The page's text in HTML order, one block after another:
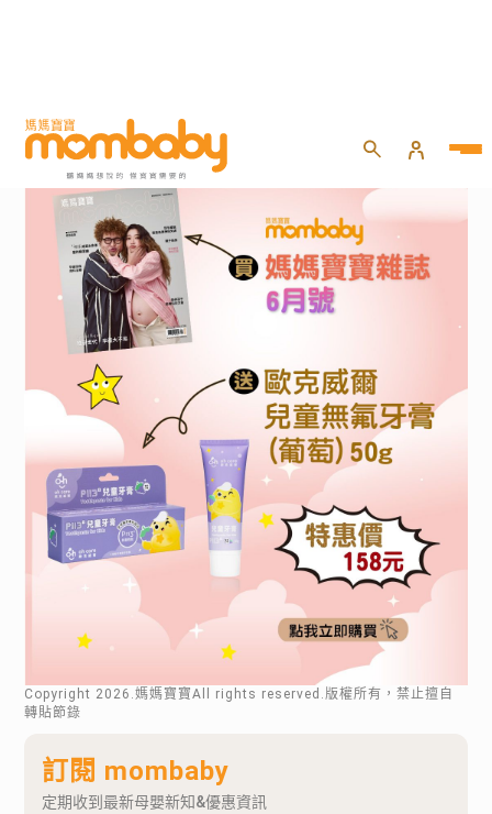
Copyright 2026 .媽媽寶寶All rights reserved.版權所有，禁止擅自
轉貼節錄
訂閱 mombaby
定期收到最新母嬰新知&優惠資訊